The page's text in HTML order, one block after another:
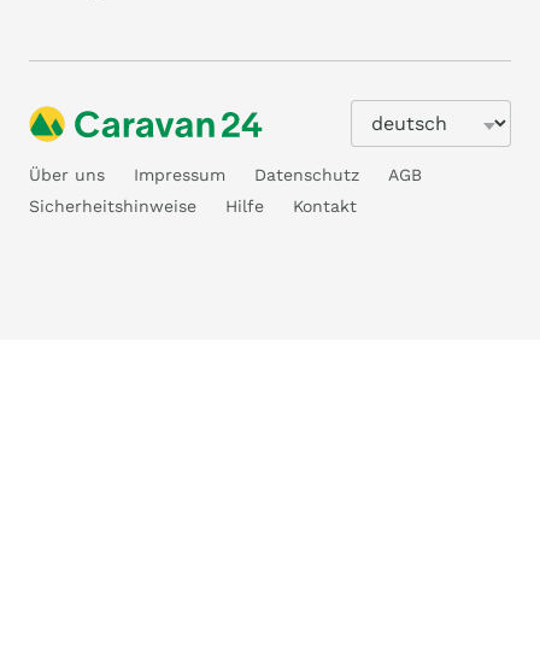
Über uns Impressum Datenschutz
AGB
Sicherheitshinweise
Hilfe Kontakt